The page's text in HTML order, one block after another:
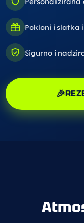
Pokloni i slatka
Sigurno i
🎉